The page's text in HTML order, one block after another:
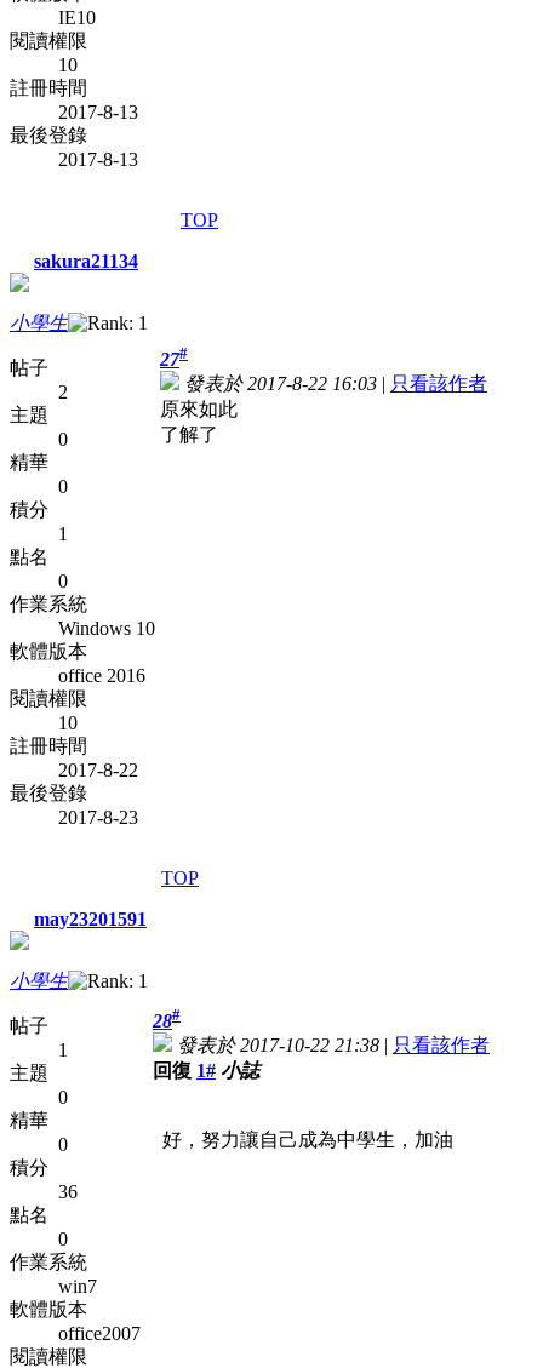
IE10
閱讀權限
10
註冊時間
2017-8-13
最後登錄
2017-8-13
TOP
sakura21134
小學生
帖子
2
主題
0
精華
0
積分
1
點名
0
作業系統
Windows 10
軟體版本
office 2016
閱讀權限
10
註冊時間
2017-8-22
最後登錄
2017-8-23
27#
發表於 2017-8-22 16:03 | 只看該作者
原來如此
了解了
TOP
may23201591
小學生
帖子
1
主題
0
精華
0
積分
36
點名
0
作業系統
win7
軟體版本
office2007
閱讀權限
28#
發表於 2017-10-22 21:38 | 只看該作者
回復 1# 小誌
好，努力讓自己成為中學生，加油